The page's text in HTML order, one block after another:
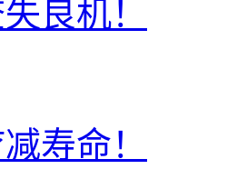
良机！
寿命！